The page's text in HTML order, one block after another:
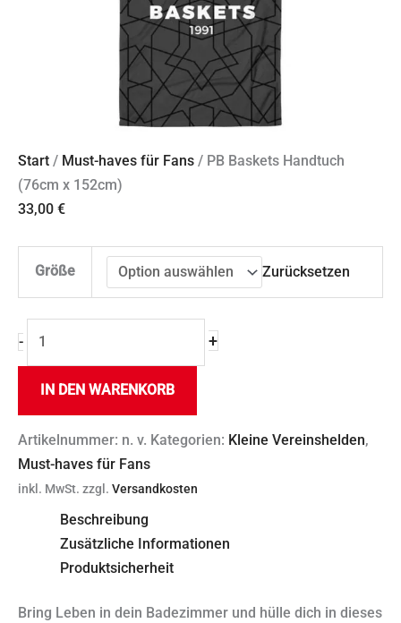
Start / Must-haves für Fans / PB Baskets Handtuch
(76cm x 152cm)
33,00 €
Größe Zurücksetzen
- +
IN DEN WARENKORB
Artikelnummer: n. v. Kategorien: Kleine Vereinshelden,
Must-haves für Fans
inkl. MwSt. zzgl. Versandkosten
Beschreibung
Zusätzliche Informationen
Produktsicherheit
Bring Leben in dein Badezimmer und hülle dich in dieses